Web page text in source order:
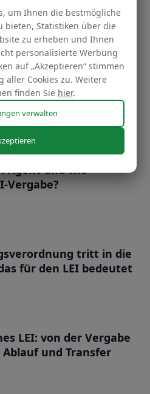
Smart Contract?
den LEI
Agent und wie
Vergabe?
tritt in die
für den LEI bedeutet
LEI: von der Vergabe
und Transfer
um Ihnen die bestmögliche
bieten, Statistiken über die
zu erheben und Ihnen
personalisierte Werbung
auf „Akzeptieren“ stimmen
aller Cookies zu. Weitere
finden Sie hier.
verwalten